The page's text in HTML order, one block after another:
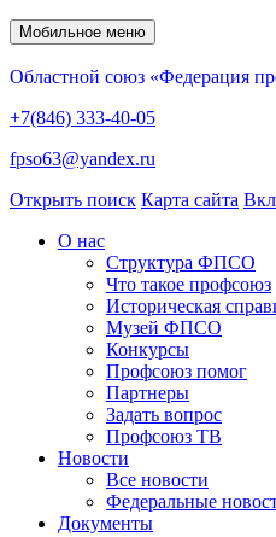
Мобильное меню
Областной союз «Федерация
+7(846) 333-40-05
fpso63@yandex.ru
Открыть поиск Карта сайта
О нас
Структура ФПСО
Что такое профсоюз
Историческая
Музей ФПСО
Конкурсы
Профсоюз помог
Партнеры
Задать вопрос
Профсоюз ТВ
Новости
Все новости
Федеральные
Документы